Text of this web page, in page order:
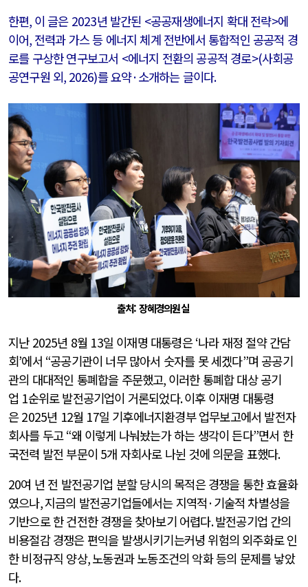
한편, 이 글은 2023년 발간된 <공공재생에너지 확대 전략>에
이어, 전력과 가스 등 에너지 체계 전반에서 통합적인 공공적 경
로를 구상한 연구보고서 <에너지 전환의 공공적 경로>(사회공
공연구원 외, 2026)를 요약·소개하는 글이다.
출처: 장혜경의원실
지난 2025년 8월 13일 이재명 대통령은‘나라 재정 절약 간담
회’에서 “공공기관이 너무 많아서 숫자를 못 세겠다”며 공공기
관의 대대적인 통폐합을 주문했고, 이러한 통폐합 대상 공기
업 1순위로 발전공기업이 거론되었다.이후 이재명 대통령
은2025년 12월 17일 기후에너지환경부 업무보고에서 발전자
회사를 두고“왜 이렇게 나눠놨는가 하는 생각이 든다”면서 한
국전력 발전 부문이 5개 자회사로 나뉜 것에 의문을 표했다.
20여 년 전 발전공기업 분할 당시의 목적은 경쟁을 통한 효율화
였으나,지금의 발전공기업들에서는 지역적 ·기술적 차별성을
기반으로 한 건전한 경쟁을 찾아보기 어렵다.발전공기업 간의
비용절감 경쟁은 편익을 발생시키기는커녕 위험의 외주화로 인
한 비정규직 양상,노동권과 노동조건의 악화 등의 문제를 낳았
다.